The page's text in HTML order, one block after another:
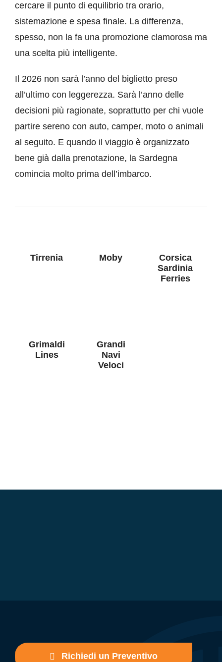
cercare il punto di equilibrio tra orario,
sistemazione e spesa finale. La differenza,
spesso, non la fa una promozione clamorosa ma
una scelta più intelligente.
Il 2026 non sarà l’anno del biglietto preso
all’ultimo con leggerezza. Sarà l’anno delle
decisioni più ragionate, soprattutto per chi vuole
partire sereno con auto, camper, moto o animali
al seguito. E quando il viaggio è organizzato
bene già dalla prenotazione, la Sardegna
comincia molto prima dell’imbarco.
Tirrenia Moby
Corsica
Sardinia
Ferries
Grimaldi
Lines
Grandi
Navi
Veloci
Richiedi un Preventivo